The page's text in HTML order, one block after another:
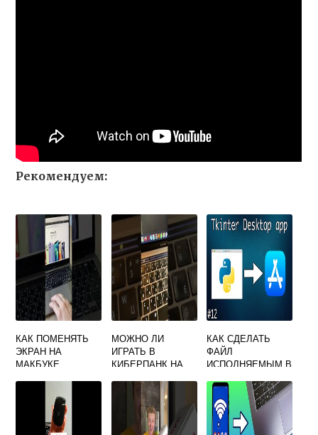
Рекомендуем:
КАК ПОМЕНЯТЬ
ЭКРАН НА
МАКБУКЕ
МОЖНО ЛИ
ИГРАТЬ В
КИБЕРПАНК НА
КАК СДЕЛАТЬ
ФАЙЛ
ИСПОЛНЯЕМЫМ В